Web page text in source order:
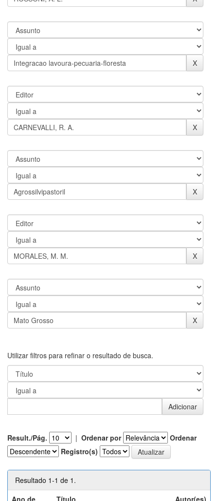
Utilizar filtros para refinar o resultado de busca.
Result./Pág. | Ordenar por
Ordenar
Registro(s)
Resultado 1-1 de 1.
Ano de
Título Autor(es)